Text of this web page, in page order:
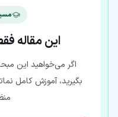
این مقاله
اگر می‌خواهید این
بگیرید، آموزش کامل